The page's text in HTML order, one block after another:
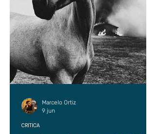
CRÍTICA
Marcelo Ortiz
9 jun